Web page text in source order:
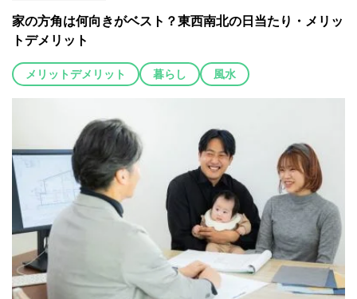
家の方角は何向きがベスト？東西南北の日当たり・メリッ
トデメリット
メリットデメリット 暮らし 風水